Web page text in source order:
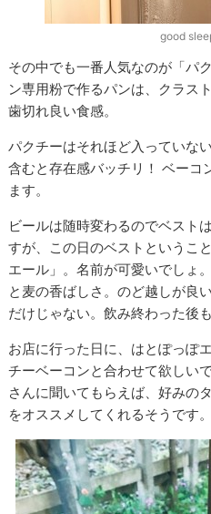
good
その中でも一番人気なのが「パ
ン専用粉で作るパンは、クラス
歯切れ良い食感。
パクチーはそれほど入っていな
含むと存在感バッチリ！ ベーコ
ます。
ビールは随時変わるのでベスト
すが、この日のベストというこ
エール」。名前が可愛いでしょ
と麦の香ばしさ。のど越しが良
だけじゃない。飲み終わった後
お店に行った日に、はとぽっぽ
チーベーコンと合わせて欲しい
さんに聞いてもらえば、好みの
をオススメしてくれるそうです。